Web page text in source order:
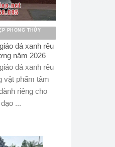
PHONG THỦY
đá xanh rêu
năm 2026
đá xanh rêu
vật phẩm tâm
riêng cho
...